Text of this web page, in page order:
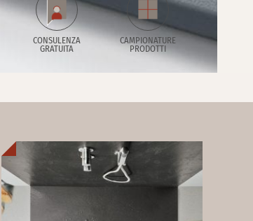
CONSULENZA
GRATUITA
CAMPIONATURE
PRODOTTI